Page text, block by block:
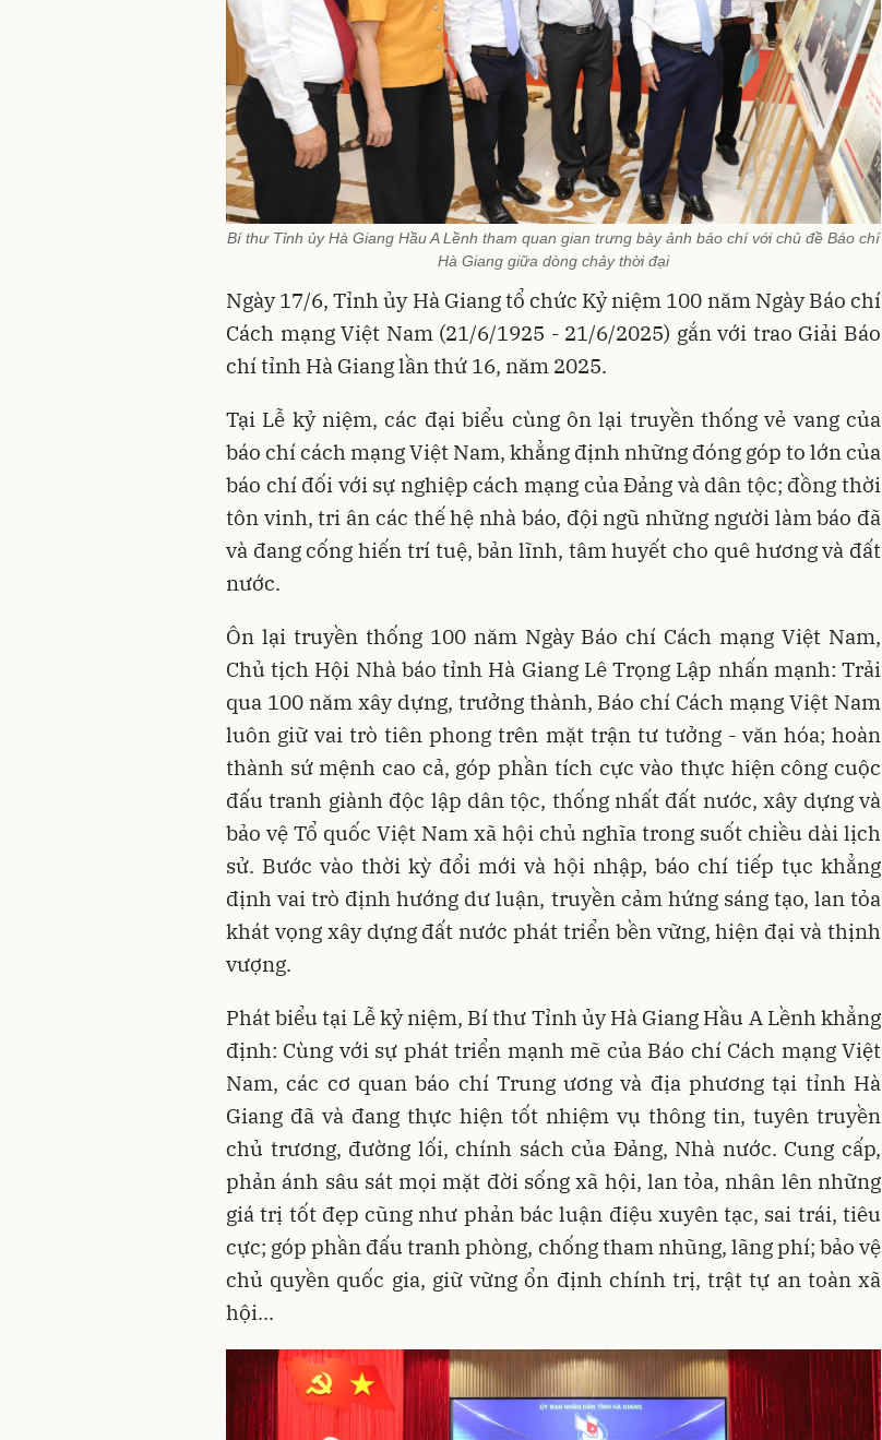
Bí thư Tỉnh ủy Hà Giang Hầu A Lềnh tham quan gian trưng bày ảnh báo chí với chủ đề Báo chí
Hà Giang giữa dòng chảy thời đại
Ngày 17/6, Tỉnh ủy Hà Giang tổ chức Kỷ niệm 100 năm Ngày Báo chí
Cách mạng Việt Nam (21/6/1925 - 21/6/2025) gắn với trao Giải Báo
chí tỉnh Hà Giang lần thứ 16, năm 2025.
Tại Lễ kỷ niệm, các đại biểu cùng ôn lại truyền thống vẻ vang của
báo chí cách mạng Việt Nam, khẳng định những đóng góp to lớn của
báo chí đối với sự nghiệp cách mạng của Đảng và dân tộc; đồng thời
tôn vinh, tri ân các thế hệ nhà báo, đội ngũ những người làm báo đã
và đang cống hiến trí tuệ, bản lĩnh, tâm huyết cho quê hương và đất
nước.
Ôn lại truyền thống 100 năm Ngày Báo chí Cách mạng Việt Nam,
Chủ tịch Hội Nhà báo tỉnh Hà Giang Lê Trọng Lập nhấn mạnh: Trải
qua 100 năm xây dựng, trưởng thành, Báo chí Cách mạng Việt Nam
luôn giữ vai trò tiên phong trên mặt trận tư tưởng - văn hóa; hoàn
thành sứ mệnh cao cả, góp phần tích cực vào thực hiện công cuộc
đấu tranh giành độc lập dân tộc, thống nhất đất nước, xây dựng và
bảo vệ Tổ quốc Việt Nam xã hội chủ nghĩa trong suốt chiều dài lịch
sử. Bước vào thời kỳ đổi mới và hội nhập, báo chí tiếp tục khẳng
định vai trò định hướng dư luận, truyền cảm hứng sáng tạo, lan tỏa
khát vọng xây dựng đất nước phát triển bền vững, hiện đại và thịnh
vượng.
Phát biểu tại Lễ kỷ niệm, Bí thư Tỉnh ủy Hà Giang Hầu A Lềnh khẳng
định: Cùng với sự phát triển mạnh mẽ của Báo chí Cách mạng Việt
Nam, các cơ quan báo chí Trung ương và địa phương tại tỉnh Hà
Giang đã và đang thực hiện tốt nhiệm vụ thông tin, tuyên truyền
chủ trương, đường lối, chính sách của Đảng, Nhà nước. Cung cấp,
phản ánh sâu sát mọi mặt đời sống xã hội, lan tỏa, nhân lên những
giá trị tốt đẹp cũng như phản bác luận điệu xuyên tạc, sai trái, tiêu
cực; góp phần đấu tranh phòng, chống tham nhũng, lãng phí; bảo vệ
chủ quyền quốc gia, giữ vững ổn định chính trị, trật tự an toàn xã
hội...